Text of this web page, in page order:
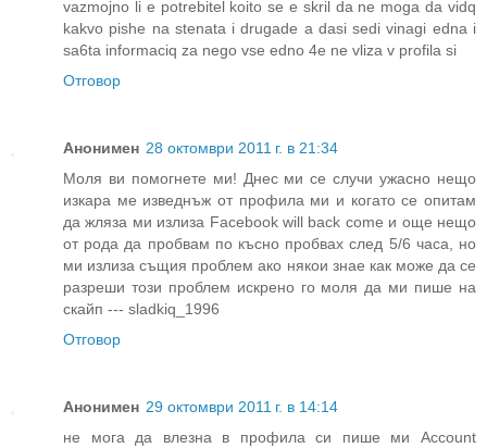
vazmojno li e potrebitel koito se e skril da ne moga da vidq
kakvo pishe na stenata i drugade a dasi sedi vinagi edna i
sa6ta informaciq za nego vse edno 4e ne vliza v profila si
Отговор
Анонимен 28 октомври 2011 г. в 21:34
Моля ви помогнете ми! Днес ми се случи ужасно нещо
изкара ме изведнъж от профила ми и когато се опитам
да жляза ми излиза Facebook will back come и още нещо
от рода да пробвам по късно пробвах след 5/6 часа, но
ми излиза същия проблем ако някои знае как може да се
разреши този проблем искрено го моля да ми пише на
скайп --- sladkiq_1996
Отговор
Анонимен 29 октомври 2011 г. в 14:14
не мога да влезна в профила си пише ми Account